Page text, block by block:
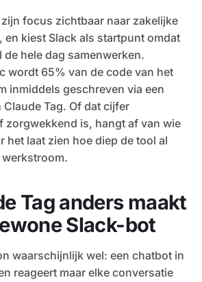
focus zichtbaar naar zakelijke
kiest Slack als startpunt omdat
de hele dag samenwerken.
wordt 65% van de code van het
inmiddels geschreven via een
Tag. Of dat cijfer
zorgwekkend is, hangt af van wie
het laat zien hoe diep de tool al
Tag anders maakt
Slack-bot
waarschijnlijk wel: een chatbot in
reageert maar elke conversatie